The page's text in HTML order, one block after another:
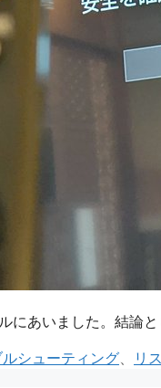
にあいました。結論
ルシューティング リ